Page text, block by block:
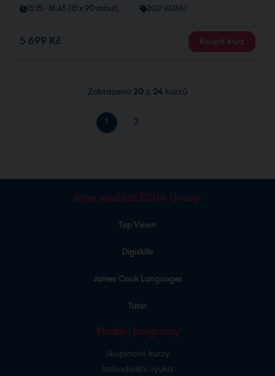
15:15 - 16:45 (15 x 90 minut) 2027-AT3N1J
5 699 Kč Koupit kurz
Zobrazeno 20 z 24 kurzů
1 2
Jsme součástí EDUA Group:
Top Vision
Digiskills
James Cook Languages
Tutor
Studijní programy
Skupinové kurzy
Individuální výuka